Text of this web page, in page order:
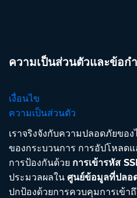
ความเป็นส่วนตัวและข้อก
เงื่อนไข
ความเป็นส่วนตัว
เราจริงจังกับความปลอดภัยขอ
ของกระบวนการ การอัปโหลด
การป้องกันด้วย การเข้ารหัส
ประมวลผลใน ศูนย์ข้อมูลที่ปลอ
ปกป้องด้วยการควบคุมการเข้า